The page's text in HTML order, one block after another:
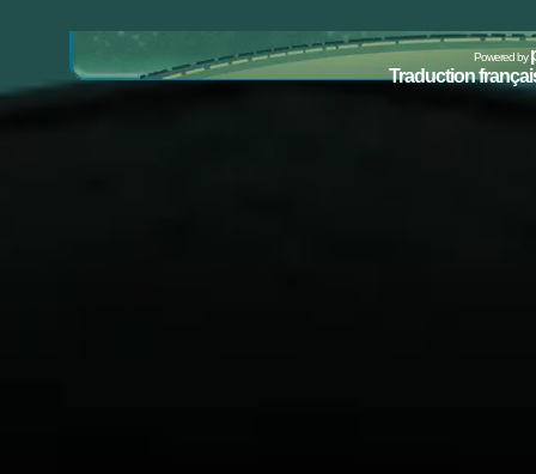
Powered by
Traduction